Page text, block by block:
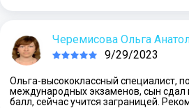
Черемисова Ольга
9/29/2023
Ольга-высококлассный специалист,
международных экзаменов, сын сдал
балл, сейчас учится заграницей.